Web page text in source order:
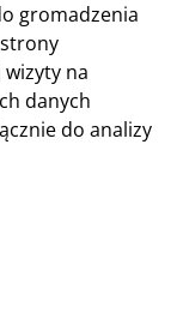
gromadzenia
na
danych
do analizy